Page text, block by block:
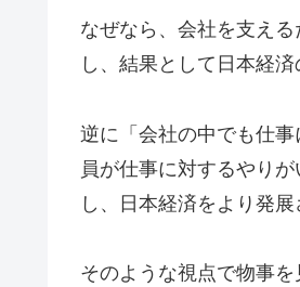
なぜなら、会社を支え
し、結果として日本経
逆に「会社の中でも仕
員が仕事に対するやり
し、日本経済をより発
そのような視点で物事